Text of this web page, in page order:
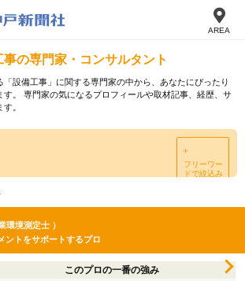
AREA
の専門家・コンサルタント
「設備工事」に関する専門家の中から、あなたにぴったり
す。 専門家の気になるプロフィールや取材記事、経歴、サ
。
＋
フリーワー
ドで絞込み
環境測定士 ）
ントをサポートするプロ
このプロの一番の強み